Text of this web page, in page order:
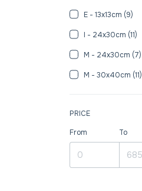
E - 13x13cm (9)
I - 24x30cm (11)
M - 24x30cm (7)
M - 30x40cm (11)
PRICE
From
To